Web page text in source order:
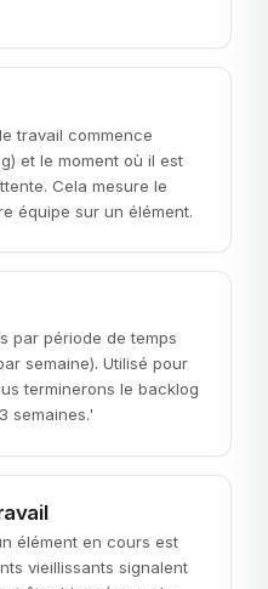
travail commence
et le moment où il est
Cela mesure le
équipe sur un élément.
par période de temps
semaine). Utilisé pour
terminerons le backlog
semaines.'
élément en cours est
vieillissants signalent